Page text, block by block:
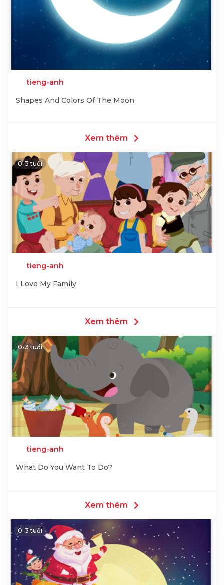
tieng-anh
Shapes And Colors Of The Moon
Xem thêm
0-3 tuổi
tieng-anh
I Love My Family
Xem thêm
0-3 tuổi
tieng-anh
What Do You Want To Do?
Xem thêm
0-3 tuổi